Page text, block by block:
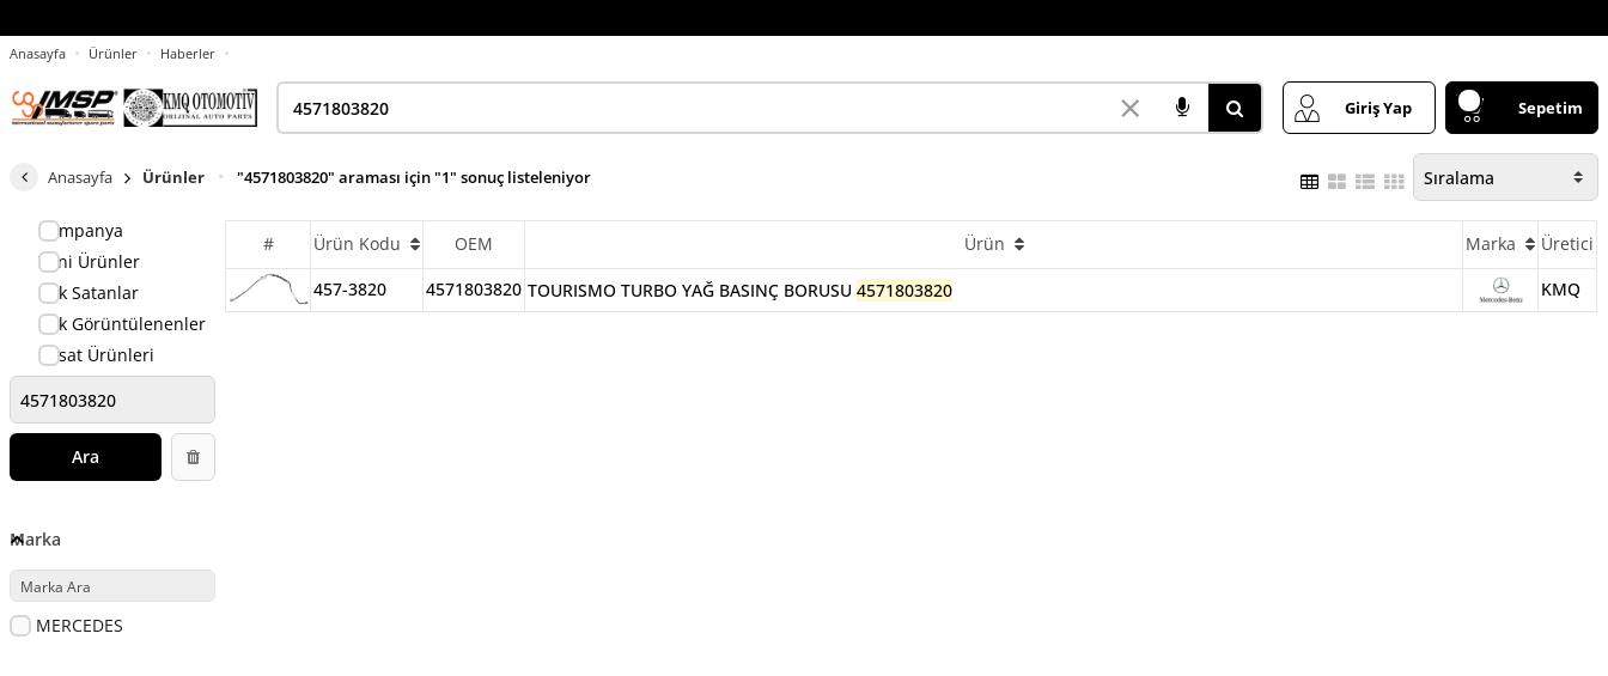
Anasayfa Ürünler Haberler
× Giriş Yap Sepetim
Anasayfa Ürünler "4571803820" araması için "1" sonuç listeleniyor
Kampanya
Yeni Ürünler
Çok Satanlar
Çok Görüntülenenler
Fırsat Ürünleri
Ara
Marka
MERCEDES
# Ürün Kodu OEM Ürün Marka
Üretici
457-3820
4571803820 TOURISMO TURBO YAĞ BASINÇ BORUSU4571803820 KMQ